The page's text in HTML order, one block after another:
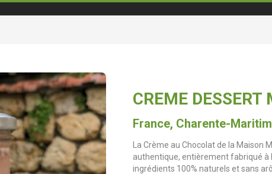
CREME
France, Charente-
La Crème au Chocolat de la
authentique, entièrement fabriqué à
ingrédients 100% naturels et sans